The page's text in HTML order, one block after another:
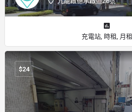
充電站, 時租, 月租
$24